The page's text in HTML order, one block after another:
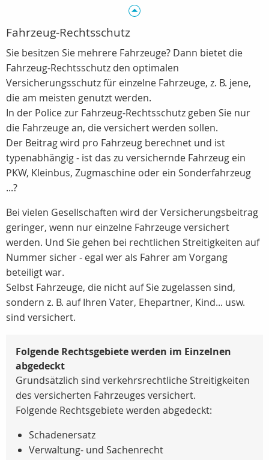
Fahrzeug-Rechtsschutz
Sie besitzen Sie mehrere Fahrzeuge? Dann bietet die
Fahrzeug-Rechtsschutz den optimalen
Versicherungsschutz für einzelne Fahrzeuge, z. B. jene,
die am meisten genutzt werden.
In der Police zur Fahrzeug-Rechtsschutz geben Sie nur
die Fahrzeuge an, die versichert werden sollen.
Der Beitrag wird pro Fahrzeug berechnet und ist
typenabhängig - ist das zu versichernde Fahrzeug ein
PKW, Kleinbus, Zugmaschine oder ein Sonderfahrzeug
...?
Bei vielen Gesellschaften wird der Versicherungsbeitrag
geringer, wenn nur einzelne Fahrzeuge versichert
werden. Und Sie gehen bei rechtlichen Streitigkeiten auf
Nummer sicher - egal wer als Fahrer am Vorgang
beteiligt war.
Selbst Fahrzeuge, die nicht auf Sie zugelassen sind,
sondern z. B. auf Ihren Vater, Ehepartner, Kind... usw.
sind versichert.
Folgende Rechtsgebiete werden im Einzelnen
abgedeckt
Grundsätzlich sind verkehrsrechtliche Streitigkeiten
des versicherten Fahrzeuges versichert.
Folgende Rechtsgebiete werden abgedeckt:
Schadenersatz
Verwaltung- und Sachenrecht